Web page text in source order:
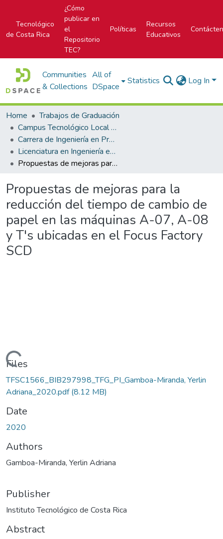
Tecnológico
de Costa Rica
¿Cómo
publicar en
el
Repositorio
TEC?
Políticas
Recursos
Educativos
Communities
& Collections
All of
DSpace
Statistics Log In
Home
Trabajos de Graduación
Campus Tecnológico Local San Carlos
Carrera de Ingeniería en Producción Industrial
Licenciatura en Ingeniería en Producción Industrial
Propuestas de mejoras para la reducción del tiempo de cambio de papel en las máquinas A-07, A-08 y T's ubicadas en el Focus Factory SCD
Propuestas de mejoras para la
reducción del tiempo de cambio de
papel en las máquinas A-07, A-08
y T's ubicadas en el Focus Factory
SCD
Loading...
Files
TFSC1566_BIB297998_TFG_PI_Gamboa-Miranda, Yerlin
Adriana_2020.pdf(8.12 MB)
Date
2020
Authors
Gamboa-Miranda, Yerlin Adriana
Publisher
Instituto Tecnológico de Costa Rica
Abstract